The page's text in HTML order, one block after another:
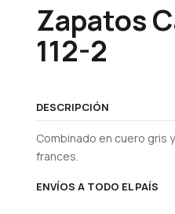
Zapatos
112-2
DESCRIPCIÓN
Combinado en cuero gris
frances.
ENVÍOS A TODO EL PAÍS